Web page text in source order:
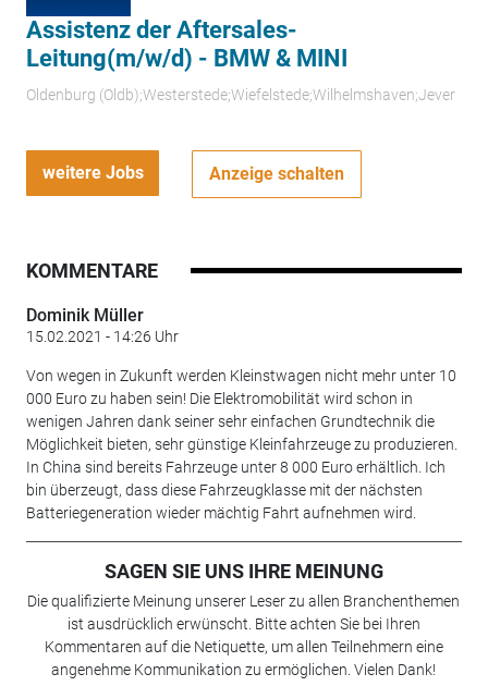
Assistenz der Aftersales-
Leitung(m/w/d) - BMW & MINI
Oldenburg (Oldb);Westerstede;Wiefelstede;Wilhelmshaven;Jever
weitere Jobs Anzeige schalten
KOMMENTARE
Dominik Müller
15.02.2021 - 14:26 Uhr
Von wegen in Zukunft werden Kleinstwagen nicht mehr unter 10
000 Euro zu haben sein! Die Elektromobilität wird schon in
wenigen Jahren dank seiner sehr einfachen Grundtechnik die
Möglichkeit bieten, sehr günstige Kleinfahrzeuge zu produzieren.
In China sind bereits Fahrzeuge unter 8 000 Euro erhältlich. Ich
bin überzeugt, dass diese Fahrzeugklasse mit der nächsten
Batteriegeneration wieder mächtig Fahrt aufnehmen wird.
SAGEN SIE UNS IHRE MEINUNG
Die qualifizierte Meinung unserer Leser zu allen Branchenthemen
ist ausdrücklich erwünscht. Bitte achten Sie bei Ihren
Kommentaren auf die Netiquette, um allen Teilnehmern eine
angenehme Kommunikation zu ermöglichen. Vielen Dank!